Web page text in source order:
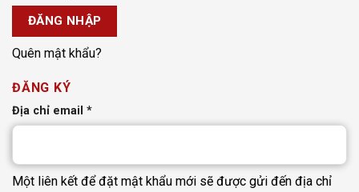
ĐĂNG NHẬP
Quên mật khẩu?
ĐĂNG KÝ
Địa chỉ email *Bắt
buộc
Một liên kết để đặt mật khẩu mới sẽ được gửi đến địa chỉ